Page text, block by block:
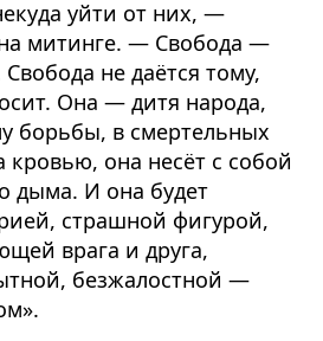
уйти от них, —
митинге. — Свобода —
не даётся тому,
Она — дитя народа,
борьбы, в смертельных
кровью, она несёт с собой
дыма. И она будет
страшной фигурой,
врага и друга,
безжалостной —